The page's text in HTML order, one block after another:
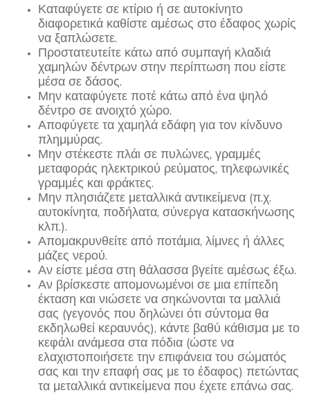
Καταφύγετε σε κτίριο ή σε αυτοκίνητο
διαφορετικά καθίστε αμέσως στο έδαφος χωρίς
να ξαπλώσετε.
Προστατευτείτε κάτω από συμπαγή κλαδιά
χαμηλών δέντρων στην περίπτωση που είστε
μέσα σε δάσος.
Μην καταφύγετε ποτέ κάτω από ένα ψηλό
δέντρο σε ανοιχτό χώρο.
Αποφύγετε τα χαμηλά εδάφη για τον κίνδυνο
πλημμύρας.
Μην στέκεστε πλάι σε πυλώνες, γραμμές
μεταφοράς ηλεκτρικού ρεύματος, τηλεφωνικές
γραμμές και φράκτες.
Μην πλησιάζετε μεταλλικά αντικείμενα (π.χ.
αυτοκίνητα, ποδήλατα, σύνεργα κατασκήνωσης
κλπ.).
Απομακρυνθείτε από ποτάμια, λίμνες ή άλλες
μάζες νερού.
Αν είστε μέσα στη θάλασσα βγείτε αμέσως έξω.
Αν βρίσκεστε απομονωμένοι σε μια επίπεδη
έκταση και νιώσετε να σηκώνονται τα μαλλιά
σας (γεγονός που δηλώνει ότι σύντομα θα
εκδηλωθεί κεραυνός), κάντε βαθύ κάθισμα με το
κεφάλι ανάμεσα στα πόδια (ώστε να
ελαχιστοποιήσετε την επιφάνεια του σώματός
σας και την επαφή σας με το έδαφος) πετώντας
τα μεταλλικά αντικείμενα που έχετε επάνω σας.